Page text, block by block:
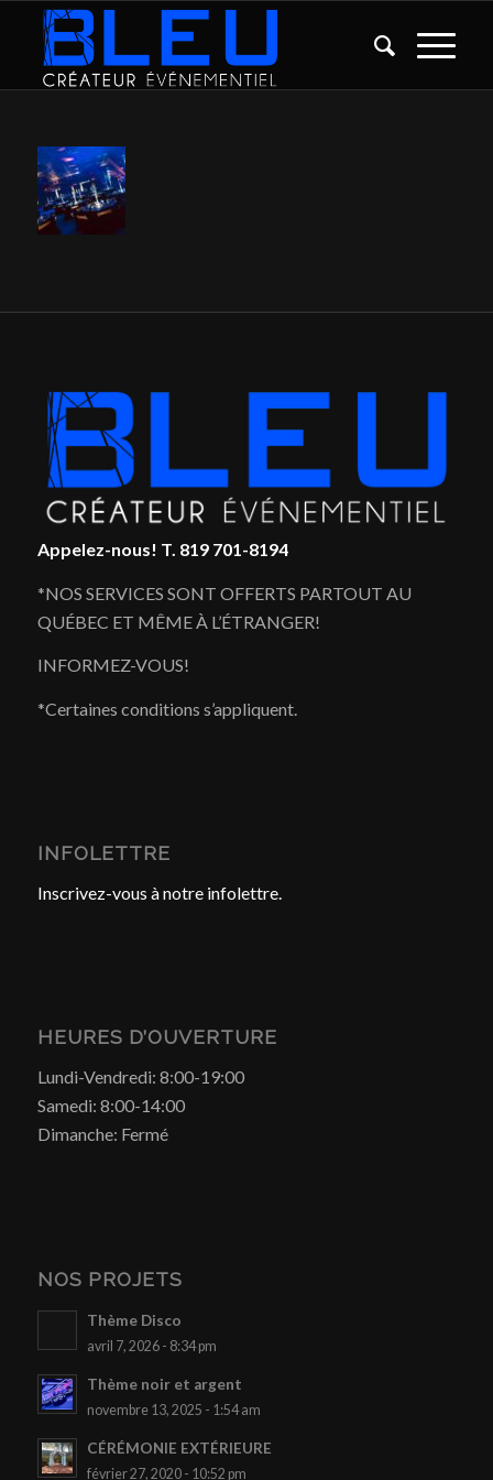
Appelez-nous! T. 819 701-8194
*NOS SERVICES SONT OFFERTS PARTOUT AU
QUÉBEC ET MÊME À L’ÉTRANGER!
INFORMEZ-VOUS!
*Certaines conditions s’appliquent.
INFOLETTRE
Inscrivez-vous à notre infolettre.
HEURES D’OUVERTURE
Lundi-Vendredi: 8:00-19:00
Samedi: 8:00-14:00
Dimanche: Fermé
NOS PROJETS
Thème Disco
avril 7, 2026 - 8:34 pm
Thème noir et argent
novembre 13, 2025 - 1:54 am
CÉRÉMONIE EXTÉRIEURE
février 27, 2020 - 10:52 pm